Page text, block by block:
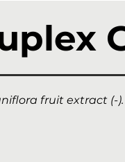
fruit extract (-).